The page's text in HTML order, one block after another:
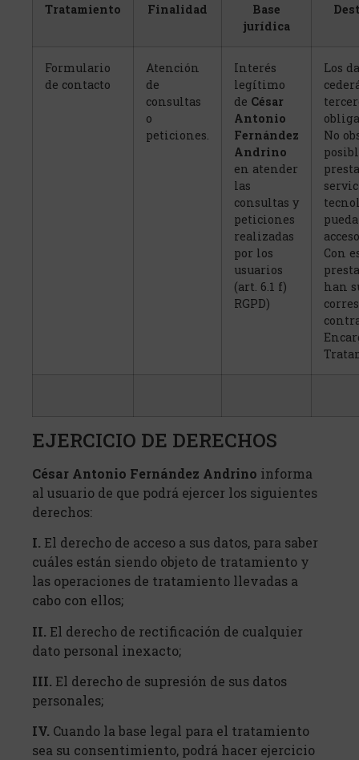
Tratamiento Finalidad
Base
jurídica
Formulario
de contacto
Atención
de
consultas
o
peticiones.
Interés
legítimo
de César
Antonio
Fernández
Andrino
en atender
las
consultas y
peticiones
realizadas
por los
usuarios
(art. 6.1 f)
RGPD)
Los
No
Con
han
EJERCICIO DE DERECHOS
César Antonio Fernández Andrino informa
al usuario de que podrá ejercer los siguientes
derechos:
I. El derecho de acceso a sus datos, para saber
cuáles están siendo objeto de tratamiento y
las operaciones de tratamiento llevadas a
cabo con ellos;
II. El derecho de rectificación de cualquier
dato personal inexacto;
III. El derecho de supresión de sus datos
personales;
IV. Cuando la base legal para el tratamiento
sea su consentimiento, podrá hacer ejercicio